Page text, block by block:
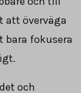
att överväga
bara fokusera
och